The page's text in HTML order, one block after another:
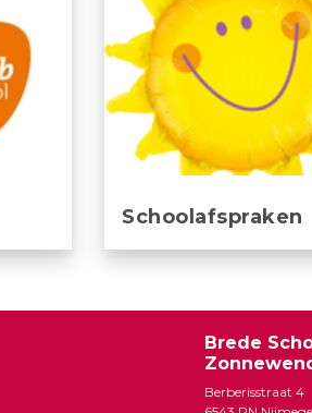
Schoolafspraken
Brede
Berberisstraat 4